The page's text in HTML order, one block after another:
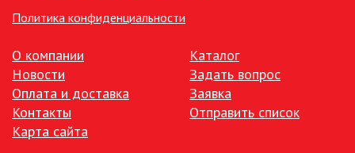
Политика конфиденциальности
О компании
Новости
Оплата и доставка
Контакты
Карта сайта
Каталог
Задать вопрос
Заявка
Отправить список